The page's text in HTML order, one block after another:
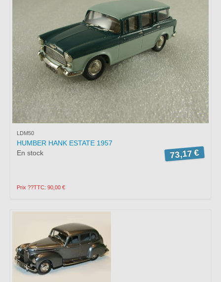
du lundi au vendredi 15h00-
Samedi: Service sur rendez-
vous.
Téléphone *
: +351
253272431
Fax *: +351 253274980
E-mail : mimo2@mimo2.pt
(*)Appel vers le réseau fixe
national. Le coût des
tarif convenu avec votre
opérateur.
LDM50
HUMBER HANK ESTATE 1957
En stock
73,17 €
Prix ??TTC: 90,00 €